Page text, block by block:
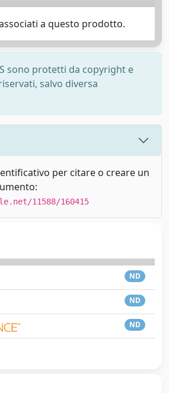
a questo prodotto.
sono protetti da copyright e
salvo diversa
per citare o creare un
11588/160415
ND
ND
ND